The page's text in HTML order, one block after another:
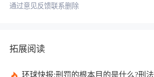
通过意见反馈联系删除
拓展阅读
环球快报:刑罚的根本目的是什么?刑法和刑罚有区别吗?